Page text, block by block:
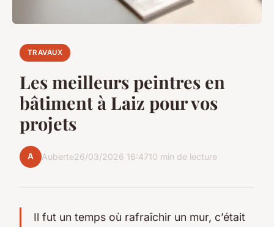
TRAVAUX
Les meilleurs peintres en
bâtiment à Laiz pour vos
projets
A Auberte26/03/2026 16:4710 min de lecture
Il fut un temps où rafraîchir un mur, c’était